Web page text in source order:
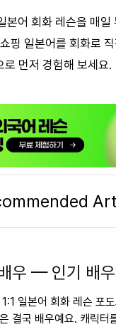
본어 회화 레슨을 매
핑 일본어를 회화로
로 먼저 경험해 보세요.
우 — 인기 배
일본어 회화 레슨 포
결국 배우예요. 캐릭터